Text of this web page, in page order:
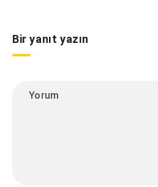
Bir yanıt yazın